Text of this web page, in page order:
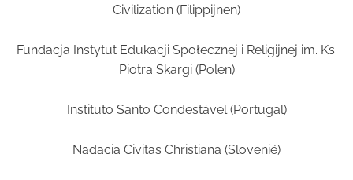
Civilization (Filippijnen)
Fundacja Instytut Edukacji Społecznej i Religijnej im. Ks.
Piotra Skargi (Polen)
Instituto Santo Condestável (Portugal)
Nadacia Civitas Christiana (Slovenië)